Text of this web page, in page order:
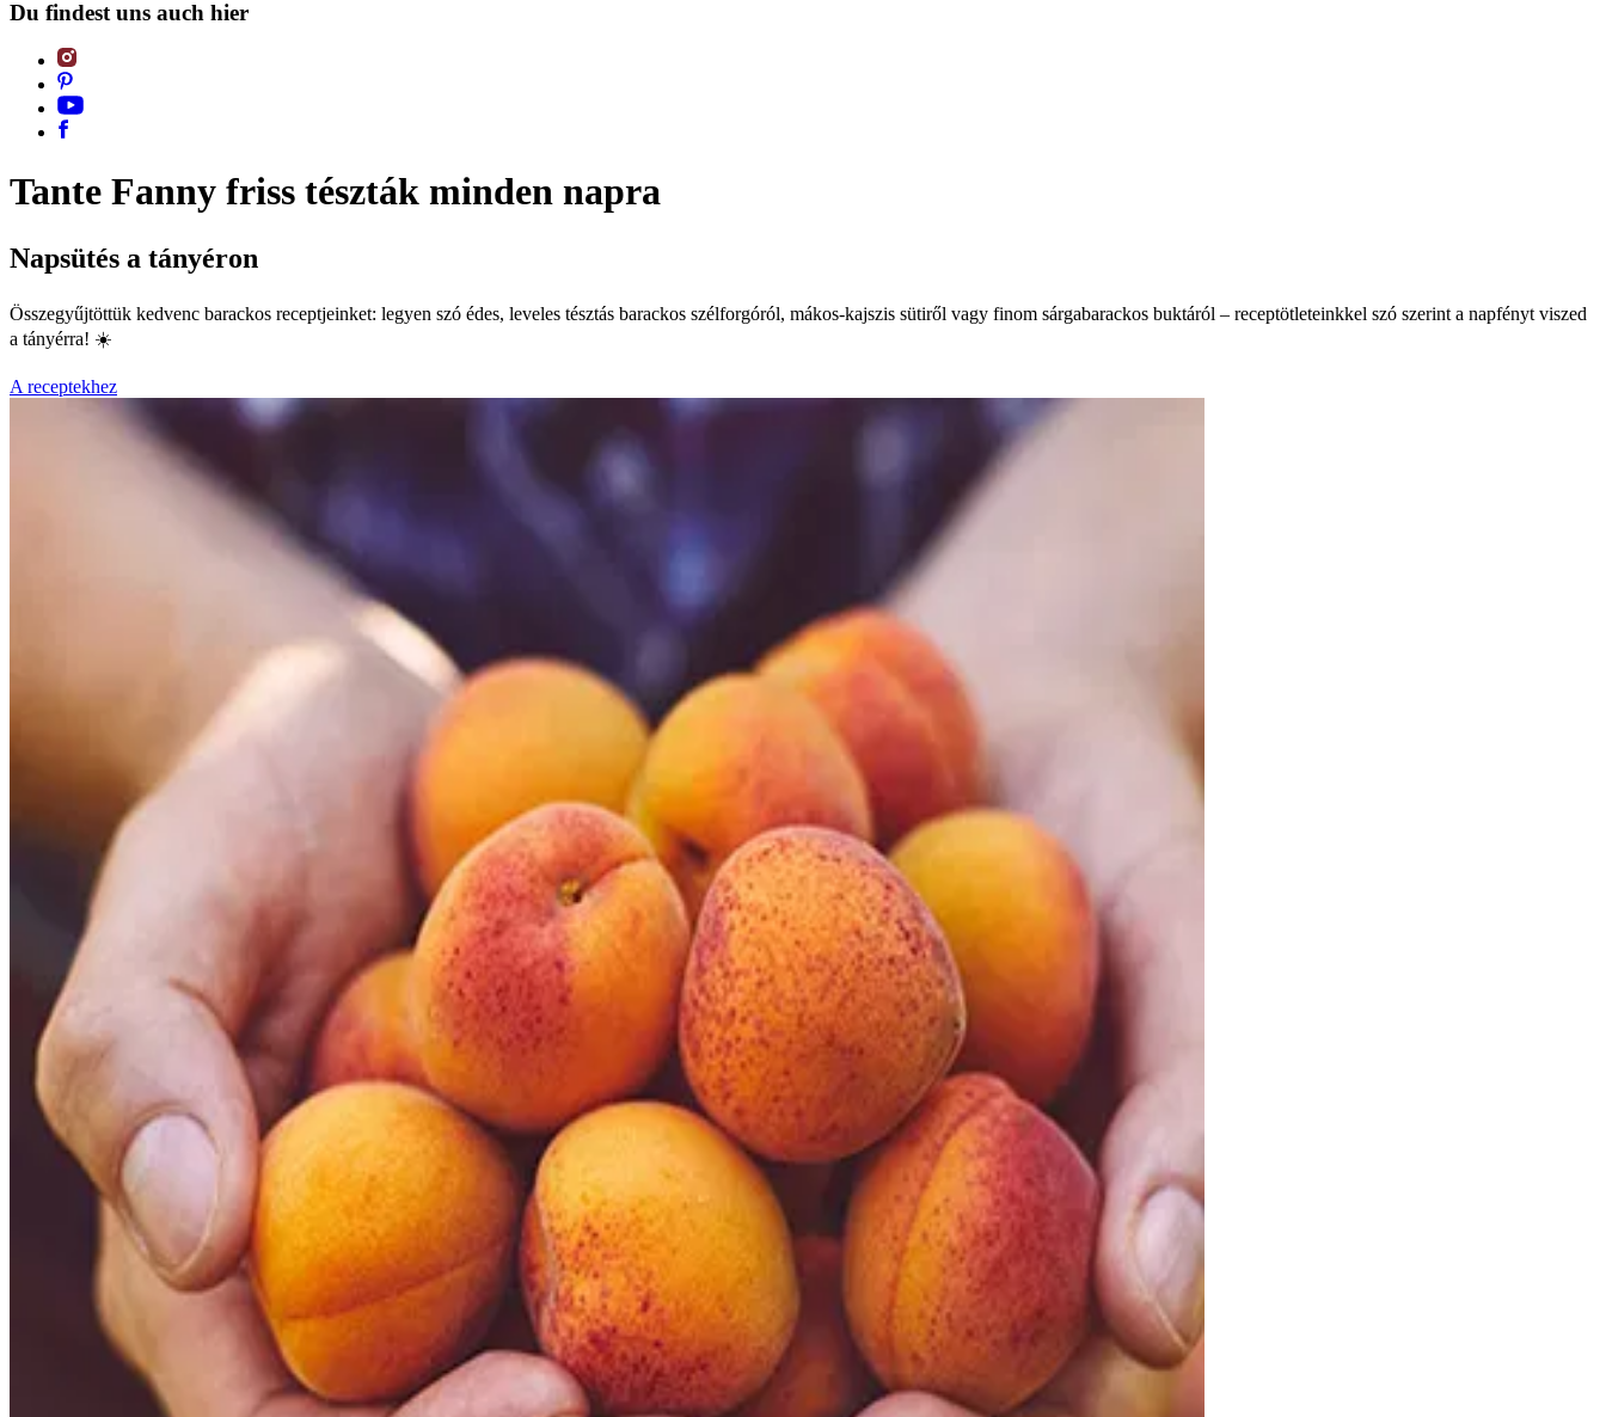
Du findest uns auch hier
Tante Fanny friss tészták minden napra
Napsütés a tányéron
Összegyűjtöttük kedvenc barackos receptjeinket: legyen szó édes, leveles tésztás barackos szélforgóról, mákos-kajszis sütiről vagy finom sárgabarackos buktáról – receptötleteinkkel szó szerint a napfényt viszed
a tányérra! ☀️
A receptekhez